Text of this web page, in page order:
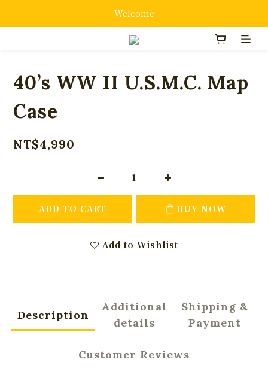
Welcome
40’s WW II U.S.M.C. Map
Case
NT$4,990
ADD TO CART BUY NOW
Add to Wishlist
Description
Additional
details
Shipping &
Payment
Customer Reviews